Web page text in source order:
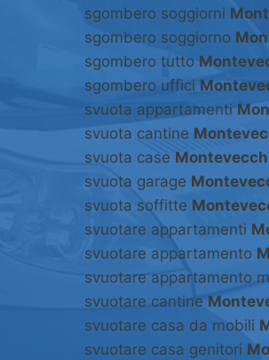
sgombero soggiorni
sgombero soggiorno
sgombero tutto
sgombero uffici
svuota appartamenti
svuota cantine
svuota case
svuota garage
svuota soffitte
svuotare appartamenti
svuotare appartamento
svuotare appartamento
svuotare cantine
svuotare casa da mobili
svuotare casa genitori